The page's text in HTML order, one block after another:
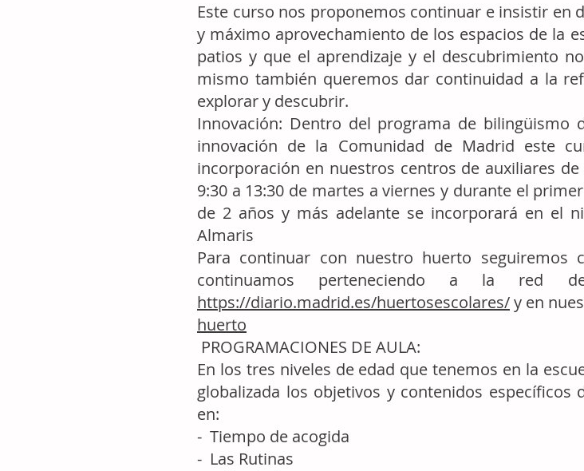
Este curso nos proponemos continuar e insistir
y máximo aprovechamiento de los espacios de la
patios y que el aprendizaje y el descubrimiento
mismo también queremos dar continuidad a la
explorar y descubrir.
Innovación: Dentro del programa de bilingüismo
innovación de la Comunidad de Madrid este
incorporación en nuestros centros de auxiliares
9:30 a 13:30 de martes a viernes y durante el
de 2 años y más adelante se incorporará en el
Almaris
Para continuar con nuestro huerto
continuamos perteneciendo a la red
https://diario.madrid.es/huertosescolares/y en
huerto
PROGRAMACIONES DE AULA:
En los tres niveles de edad que tenemos en la
globalizada los objetivos y contenidos
en:
- Tiempo de acogida
- Las Rutinas